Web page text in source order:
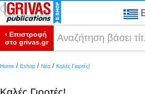
‹ Επιστροφή
στο grivas.gr
Home / Eshop / Νέα / Καλές Γιορτές!